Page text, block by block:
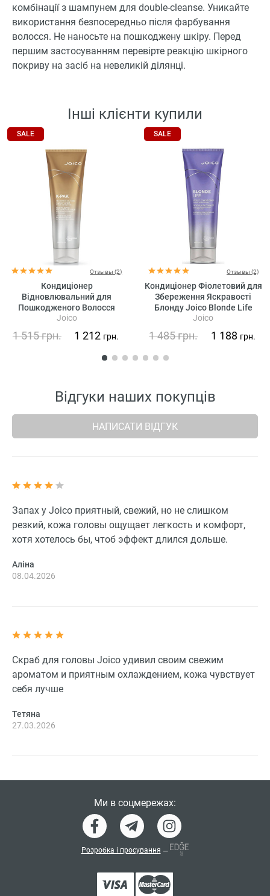
комбінації з шампунем для double-cleanse. Уникайте
використання безпосередньо після фарбування
волосся. Не наносьте на пошкоджену шкіру. Перед
першим застосуванням перевірте реакцію шкірного
покриву на засіб на невеликій ділянці.
Інші клієнти купили
SALE
Отзывы (2)
Кондиціонер
Відновлювальний для
Пошкодженого Волосся
Joico K-Pak Reconstructing
Joico
1 515грн. 1 212 грн.
SALE
Отзывы (2)
Кондиціонер Фіолетовий для
Збереження Яскравості
Блонду Joico Blonde Life
Violet Conditioner
Joico
1 485грн. 1 188 грн.
Відгуки наших покупців
НАПИСАТИ ВІДГУК
Запах у Joico приятный, свежий, но не слишком
резкий, кожа головы ощущает легкость и комфорт,
хотя хотелось бы, чтоб эффект длился дольше.
Аліна
08.04.2026
Скраб для головы Joico удивил своим свежим
ароматом и приятным охлаждением, кожа чувствует
себя лучше
Тетяна
27.03.2026
Ми в соцмережах:
Розробка і просування —